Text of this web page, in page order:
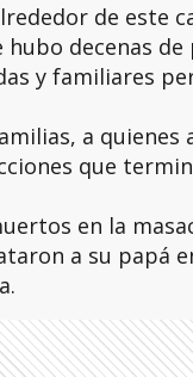
de este
decenas de
y familiares
a quienes
que
en la
a su papá